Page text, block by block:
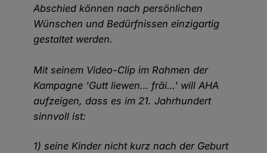
Abschied können nach persönlichen
Wünschen und Bedürfnissen einzigartig
gestaltet werden.
Mit seinem Video-Clip im Rahmen der
Kampagne 'Gutt liewen… fräi…' will AHA
aufzeigen, dass es im 21. Jahrhundert
sinnvoll ist:
1) seine Kinder nicht kurz nach der Geburt